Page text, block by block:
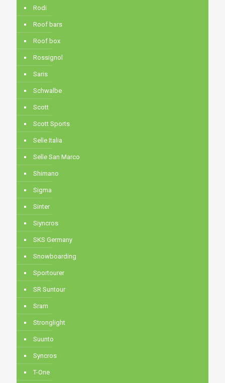
Rodi
Roof bars
Roof box
Rossignol
Saris
Schwalbe
Scott
Scott Sports
Selle Italia
Selle San Marco
Shimano
Sigma
Sinter
Siyncros
SKS Germany
Snowboarding
Sportourer
SR Suntour
Sram
Stronglight
Suunto
Syncros
T-One